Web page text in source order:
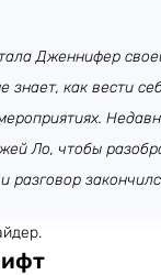
Дженнифер
знает, как вести
Ло, чтобы
разговор